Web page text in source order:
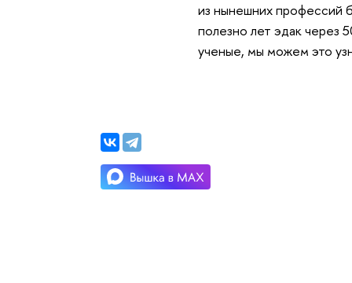
из нынешних профессий
полезно лет эдак через
ученые, мы можем это